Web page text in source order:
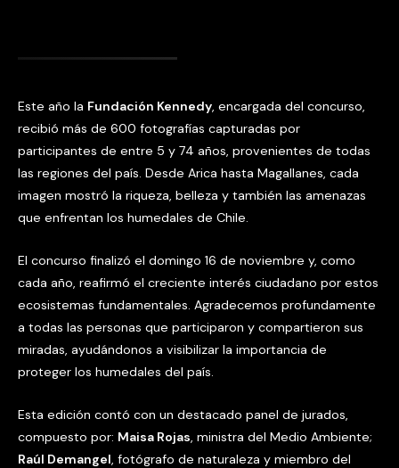
Este año la Fundación Kennedy, encargada del concurso,
recibió más de 600 fotografías capturadas por
participantes de entre 5 y 74 años, provenientes de todas
las regiones del país. Desde Arica hasta Magallanes, cada
imagen mostró la riqueza, belleza y también las amenazas
que enfrentan los humedales de Chile.
El concurso finalizó el domingo 16 de noviembre y, como
cada año, reafirmó el creciente interés ciudadano por estos
ecosistemas fundamentales. Agradecemos profundamente
a todas las personas que participaron y compartieron sus
miradas, ayudándonos a visibilizar la importancia de
proteger los humedales del país.
Esta edición contó con un destacado panel de jurados,
compuesto por: Maisa Rojas, ministra del Medio Ambiente;
Raúl Demangel, fotógrafo de naturaleza y miembro del